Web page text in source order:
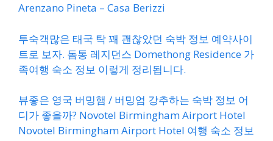
Arenzano Pineta – Casa Berizzi
투숙객많은 태국 탁 꽤 괜찮았던 숙박 정보 예약사이
트로 보자. 돔통 레지던스 Domethong Residence 가
족여행 숙소 정보 이렇게 정리됩니다.
뷰좋은 영국 버밍햄 / 버밍엄 강추하는 숙박 정보 어
디가 좋을까? Novotel Birmingham Airport Hotel
Novotel Birmingham Airport Hotel 여행 숙소 정보